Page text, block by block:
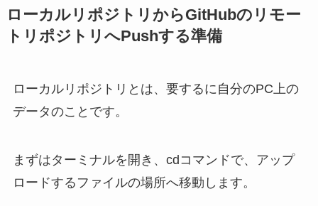
ローカルリポジトリからGitHubのリモー
トリポジトリへPushする準備
ローカルリポジトリとは、要するに自分のPC上の
データのことです。
まずはターミナルを開き、cdコマンドで、アップ
ロードするファイルの場所へ移動します。